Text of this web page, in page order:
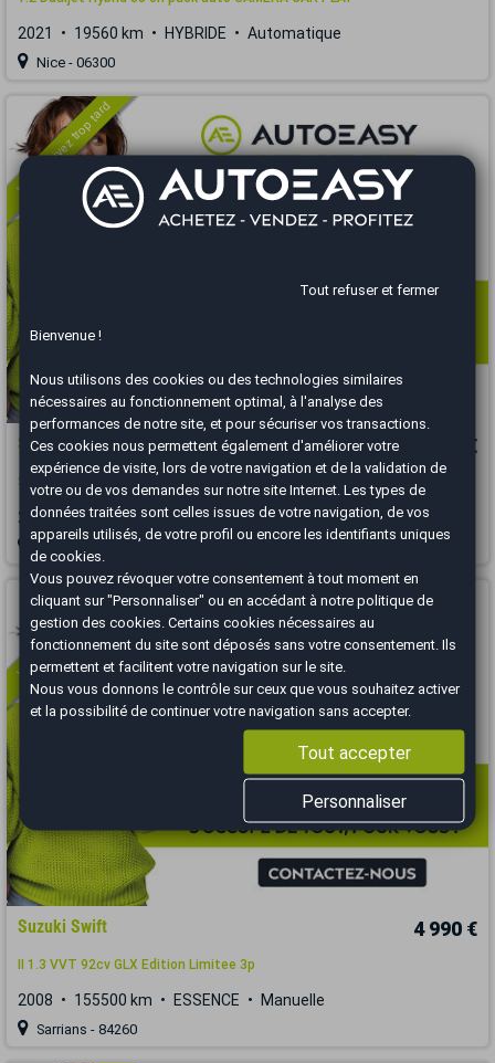
2021 19560 km HYBRIDE Automatique
Nice - 06300
Vous arrivez trop tard
Suzuki Swift 7 490 €
Suzuki Swift 1.2 VVT 94cv PRIVILEGE
2016 105500 km ESSENCE Manuelle
Salon-de-Provence - 13330
Vous arrivez trop tard
Suzuki Swift 4 990 €
II 1.3 VVT 92cv GLX Edition Limitee 3p
2008 155500 km ESSENCE Manuelle
Sarrians - 84260
Tout refuser et fermer
Bienvenue !
Nous utilisons des cookies ou des technologies similaires
nécessaires au fonctionnement optimal, à l'analyse des
performances de notre site, et pour sécuriser vos transactions.
Ces cookies nous permettent également d'améliorer votre
expérience de visite, lors de votre navigation et de la validation de
votre ou de vos demandes sur notre site Internet. Les types de
données traitées sont celles issues de votre navigation, de vos
appareils utilisés, de votre profil ou encore les identifiants uniques
de cookies.
Vous pouvez révoquer votre consentement à tout moment en
cliquant sur "Personnaliser" ou en accédant à notrepolitique de
gestion des cookies . Certains cookies nécessaires au
fonctionnement du site sont déposés sans votre consentement. Ils
permettent et facilitent votre navigation sur le site.
Nous vous donnons le contrôle sur ceux que vous souhaitez activer
et la possibilité de continuer votre navigation sans accepter.
Tout accepter
Personnaliser